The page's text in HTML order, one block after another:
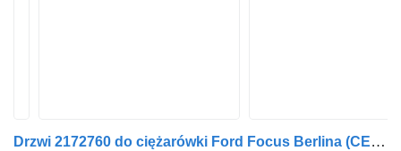
Drzwi 2172760 do ciężarówki Ford Focus Berlina (CEW)(2014->)